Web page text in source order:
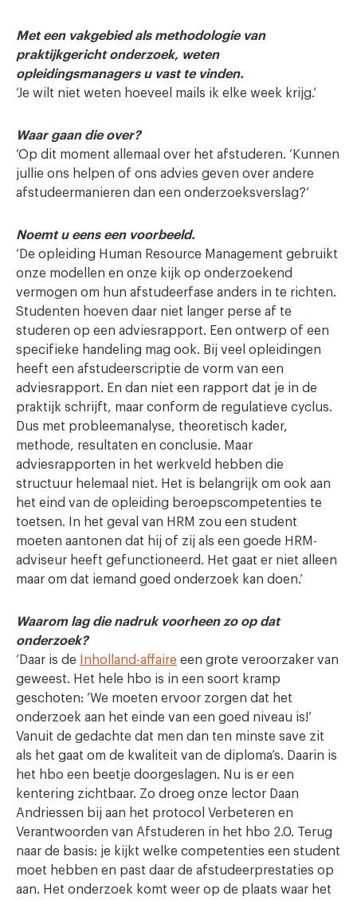
Met een vakgebied als methodologie van
praktijkgericht onderzoek, weten
opleidingsmanagers u vast te vinden.
‘Je wilt niet weten hoeveel mails ik elke week krijg.’
Waar gaan die over?
‘Op dit moment allemaal over het afstuderen. ‘Kunnen
jullie ons helpen of ons advies geven over andere
afstudeermanieren dan een onderzoeksverslag?’
Noemt u eens een voorbeeld.
‘De opleiding Human Resource Management gebruikt
onze modellen en onze kijk op onderzoekend
vermogen om hun afstudeerfase anders in te richten.
Studenten hoeven daar niet langer perse af te
studeren op een adviesrapport. Een ontwerp of een
specifieke handeling mag ook. Bij veel opleidingen
heeft een afstudeerscriptie de vorm van een
adviesrapport. En dan niet een rapport dat je in de
praktijk schrijft, maar conform de regulatieve cyclus.
Dus met probleemanalyse, theoretisch kader,
methode, resultaten en conclusie. Maar
adviesrapporten in het werkveld hebben die
structuur helemaal niet. Het is belangrijk om ook aan
het eind van de opleiding beroepscompetenties te
toetsen. In het geval van HRM zou een student
moeten aantonen dat hij of zij als een goede HRM-
adviseur heeft gefunctioneerd. Het gaat er niet alleen
maar om dat iemand goed onderzoek kan doen.’
Waarom lag die nadruk voorheen zo op dat
onderzoek?
‘Daar is de
Inholland-affaire een grote veroorzaker van
geweest. Het hele hbo is in een soort kramp
geschoten: ‘We moeten ervoor zorgen dat het
onderzoek aan het einde van een goed niveau is!’
Vanuit de gedachte dat men dan ten minste save zit
als het gaat om de kwaliteit van de diploma’s. Daarin is
het hbo een beetje doorgeslagen. Nu is er een
kentering zichtbaar. Zo droeg onze lector Daan
Andriessen bij aan het protocol Verbeteren en
Verantwoorden van Afstuderen in het hbo 2.0. Terug
naar de basis: je kijkt welke competenties een student
moet hebben en past daar de afstudeerprestaties op
aan. Het onderzoek komt weer op de plaats waar het